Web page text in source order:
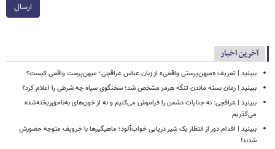
ارسال
آخرین اخبار
ببینید | تعریف «میهن‌پرستی واقعی» از زبان عباس عراقچی؛ میهن‌پرست واقعی کیست؟
ببینید | زمان بسته ماندن تنگه هرمز مشخص شد؛ سخنگوی سپاه چه شرطی را اعلام کرد؟
ببینید | عراقچی: نه جنایات دشمن را فراموش می‌کنیم و نه از خون‌های به‌ناحق‌ریخته‌شده
می‌گذریم
ببینید | اقدام دور از انتظار یک شیر دریایی خواب‌آلود؛ ماهیگیرها با خروپف متوجه حضورش
شدند!